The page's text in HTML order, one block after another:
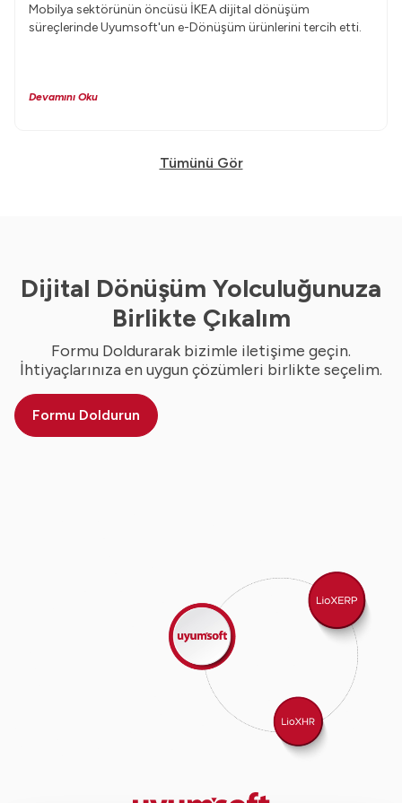
Mobilya sektörünün öncüsü İKEA dijital dönüşüm
süreçlerinde Uyumsoft'un e-Dönüşüm ürünlerini tercih etti.
Devamını Oku
Tümünü Gör
Dijital Dönüşüm Yolculuğunuza
Birlikte Çıkalım
Formu Doldurarak bizimle iletişime geçin.
İhtiyaçlarınıza en uygun çözümleri birlikte seçelim.
Formu Doldurun